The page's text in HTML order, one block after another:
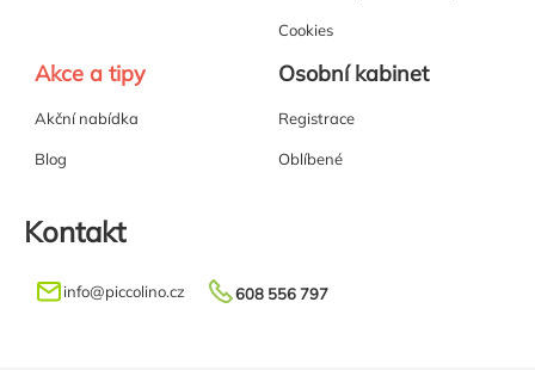
Cookies
Akce a tipy
Akční nabídka
Blog
Osobní kabinet
Registrace
Oblíbené
Kontakt
info@piccolino.cz 608 556 797